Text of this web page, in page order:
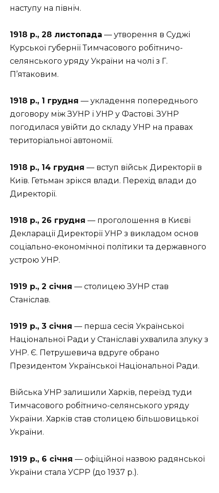
наступу на північ.
1918 р., 28 листопада — утворення в Суджі
Курської губернії Тимчасового робітничо-
селянського уряду України на чолі з Г.
П’ятаковим.
1918 р., 1 грудня — укладення попереднього
договору між ЗУНР і УНР у Фастові. ЗУНР
погодилася увійти до складу УНР на правах
територіальної автономії.
1918 р., 14 грудня — вступ військ Директорії в
Київ. Гетьман зрікся влади. Перехід влади до
Директорії.
1918 р., 26 грудня — проголошення в Києві
Декларації Директорії УНР з викладом основ
соціально-економічної політики та державного
устрою УНР.
1919 р., 2 січня — столицею ЗУНР став
Станіслав.
1919 р., 3 січня — перша сесія Української
Національної Ради у Станіславі ухвалила злуку з
УНР. Є. Петрушевича вдруге обрано
Президентом Української Національної Ради.
Війська УНР залишили Харків, переїзд туди
Тимчасового робітничо-селянського уряду
України. Харків став столицею більшовицької
України.
1919 р., 6 січня — офіційної назвою радянської
України стала УСРР (до 1937 р.).